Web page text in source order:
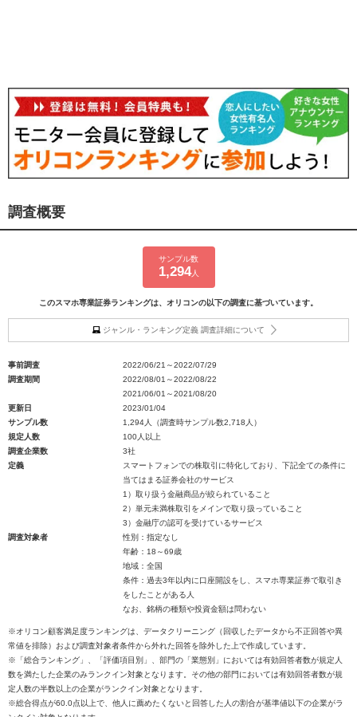
調査概要
サンプル数
1,294人
このスマホ専業証券ランキングは、オリコンの以下の調査に基づいています。
ジャンル・ランキング定義 調査詳細について
事前調査
2022/06/21～2022/07/29
調査期間
2022/08/01～2022/08/22
2021/06/01～2021/08/20
更新日
2023/01/04
サンプル数
1,294人（調査時サンプル数2,718人）
規定人数
100人以上
調査企業数
3社
定義
スマートフォンでの株取引に特化しており、下記全ての条件に
当てはまる証券会社のサービス
1）取り扱う金融商品が絞られていること
2）単元未満株取引をメインで取り扱っていること
3）金融庁の認可を受けているサービス
調査対象者
性別：指定なし
年齢：18～69歳
地域：全国
条件：過去3年以内に口座開設をし、スマホ専業証券で取引き
をしたことがある人
なお、銘柄の種類や投資金額は問わない
※オリコン顧客満足度ランキングは、データクリーニング（回収したデータから不正回答や異
常値を排除）および調査対象者条件から外れた回答を除外した上で作成しています。
※「総合ランキング」、「評価項目別」、部門の「業態別」においては有効回答者数が規定人
数を満たした企業のみランクイン対象となります。その他の部門においては有効回答者数が規
定人数の半数以上の企業がランクイン対象となります。
※総合得点が60.0点以上で、他人に薦めたくないと回答した人の割合が基準値以下の企業がラ